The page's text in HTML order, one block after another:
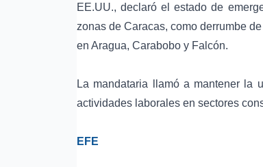
EE.UU., declaró el estado de
zonas de Caracas, como derrumbe
en Aragua, Carabobo y Falcón.
La mandataria llamó a mantener la
actividades laborales en sectores
EFE